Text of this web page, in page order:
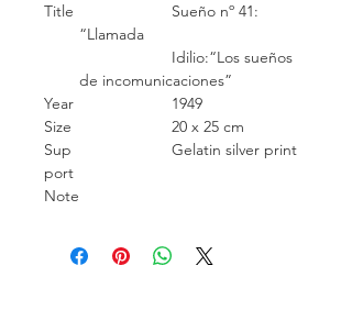
Title
Sueño nº 41:
“Llamada
Idilio:“Los sueños
de incomunicaciones”
Year
1949
Size
20 x 25 cm
Sup
port
Gelatin silver print
Note